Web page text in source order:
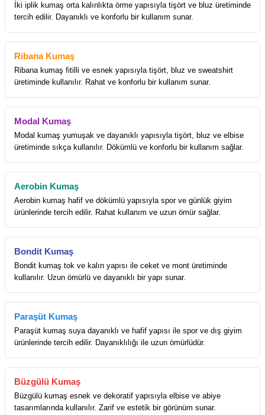
İki iplik kumaş orta kalınlıkta örme yapısıyla tişört ve bluz üretiminde
tercih edilir. Dayanıklı ve konforlu bir kullanım sunar.
Ribana Kumaş
Ribana kumaş fitilli ve esnek yapısıyla tişört, bluz ve sweatshirt
üretiminde kullanılır. Rahat ve konforlu bir kullanım sunar.
Modal Kumaş
Modal kumaş yumuşak ve dayanıklı yapısıyla tişört, bluz ve elbise
üretiminde sıkça kullanılır. Dökümlü ve konforlu bir kullanım sağlar.
Aerobin Kumaş
Aerobin kumaş hafif ve dökümlü yapısıyla spor ve günlük giyim
ürünlerinde tercih edilir. Rahat kullanım ve uzun ömür sağlar.
Bondit Kumaş
Bondit kumaş tok ve kalın yapısı ile ceket ve mont üretiminde
kullanılır. Uzun ömürlü ve dayanıklı bir yapı sunar.
Paraşüt Kumaş
Paraşüt kumaş suya dayanıklı ve hafif yapısı ile spor ve dış giyim
ürünlerinde tercih edilir. Dayanıklılığı ile uzun ömürlüdür.
Büzgülü Kumaş
Büzgülü kumaş esnek ve dekoratif yapısıyla elbise ve abiye
tasarımlarında kullanılır. Zarif ve estetik bir görünüm sunar.